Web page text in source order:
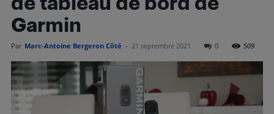
Garmin
Par Marc-Antoine Bergeron Côté - 21 septembre 2021 0 509